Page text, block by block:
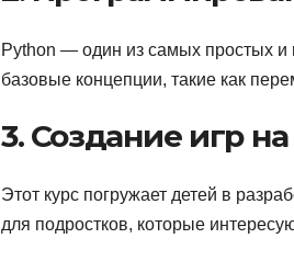
Python — один из самых простых и
базовые концепции, такие как
3. Создание игр
Этот курс погружает детей в
для подростков, которые